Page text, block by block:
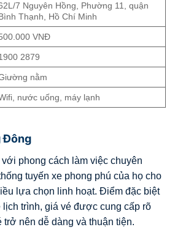
7 Nguyên Hồng, Phường 11, quận
Thạnh, Hồ Chí Minh
VNĐ
2879
nằm
nước uống, máy lạnh
Đông
phong cách làm việc chuyên
tuyến xe phong phú của họ cho
lựa chọn linh hoạt. Điểm đặc biệt
lịch trình, giá vé được cung cấp rõ
trở nên dễ dàng và thuận tiện.